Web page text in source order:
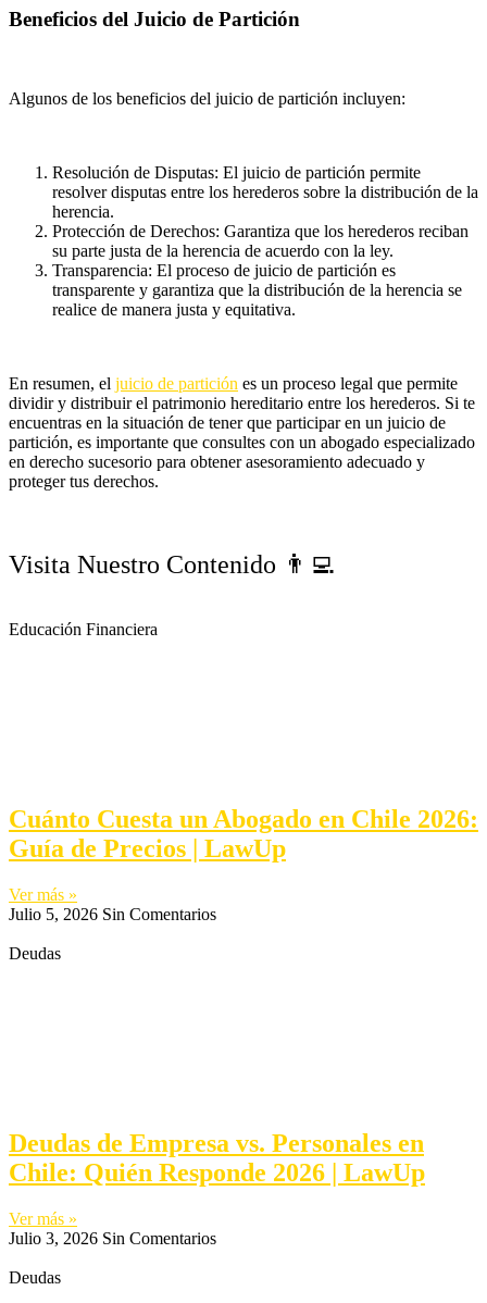
Beneficios del Juicio de Partición
Algunos de los beneficios del juicio de partición incluyen:
Resolución de Disputas: El juicio de partición permite
resolver disputas entre los herederos sobre la distribución de la
herencia.
Protección de Derechos: Garantiza que los herederos reciban
su parte justa de la herencia de acuerdo con la ley.
Transparencia: El proceso de juicio de partición es
transparente y garantiza que la distribución de la herencia se
realice de manera justa y equitativa.
En resumen, el juicio de partición es un proceso legal que permite
dividir y distribuir el patrimonio hereditario entre los herederos. Si te
encuentras en la situación de tener que participar en un juicio de
partición, es importante que consultes con un abogado especializado
en derecho sucesorio para obtener asesoramiento adecuado y
proteger tus derechos.
Visita Nuestro Contenido 👨‍💻
Educación Financiera
Cuánto Cuesta un Abogado en Chile 2026:
Guía de Precios | LawUp
Ver más »
Julio 5, 2026 Sin Comentarios
Deudas
Deudas de Empresa vs. Personales en
Chile: Quién Responde 2026 | LawUp
Ver más »
Julio 3, 2026 Sin Comentarios
Deudas